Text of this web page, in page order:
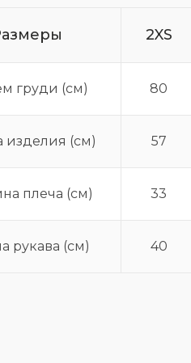
2XS
груди (см) 80
изделия (см) 57
плеча (см) 33
рукава (см) 40